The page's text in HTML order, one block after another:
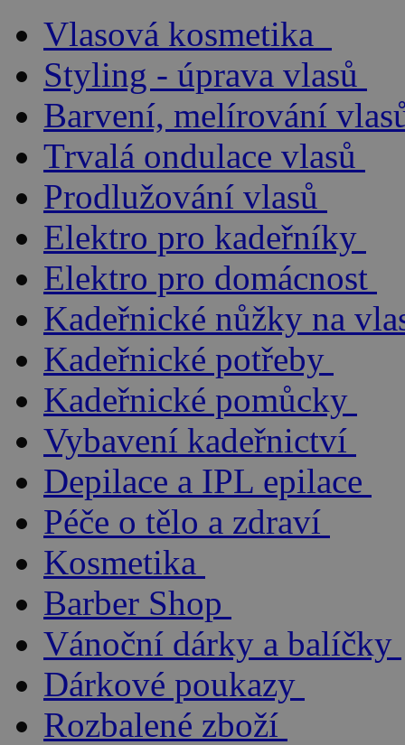
Vlasová kosmetika
Styling - úprava vlasů
Barvení, melírování
Trvalá ondulace vlasů
Prodlužování vlasů
Elektro pro kadeřníky
Elektro pro domácnost
Kadeřnické nůžky na
Kadeřnické potřeby
Kadeřnické pomůcky
Vybavení kadeřnictví
Depilace a IPL epilace
Péče o tělo a zdraví
Kosmetika
Barber Shop
Vánoční dárky a balíčky
Dárkové poukazy
Rozbalené zboží